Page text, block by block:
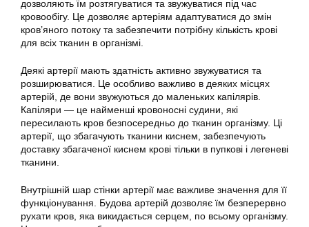
дозволяють їм розтягуватися та звужуватися під час
кровообігу. Це дозволяє артеріям адаптуватися до змін
кров’яного потоку та забезпечити потрібну кількість крові
для всіх тканин в організмі.
Деякі артерії мають здатність активно звужуватися та
розширюватися. Це особливо важливо в деяких місцях
артерій, де вони звужуються до маленьких капілярів.
Капіляри — це найменші кровоносні судини, які
пересилають кров безпосередньо до тканин організму. Ці
артерії, що збагачують тканини киснем, забезпечують
доставку збагаченої киснем крові тільки в пупкові і легеневі
тканини.
Внутрішній шар стінки артерії має важливе значення для її
функціонування. Будова артерій дозволяє їм безперервно
рухати кров, яка викидається серцем, по всьому організму.